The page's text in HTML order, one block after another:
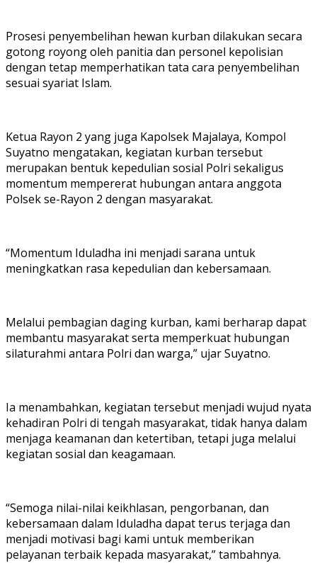
Prosesi penyembelihan hewan kurban dilakukan secara
gotong royong oleh panitia dan personel kepolisian
dengan tetap memperhatikan tata cara penyembelihan
sesuai syariat Islam.
Ketua Rayon 2 yang juga Kapolsek Majalaya, Kompol
Suyatno mengatakan, kegiatan kurban tersebut
merupakan bentuk kepedulian sosial Polri sekaligus
momentum mempererat hubungan antara anggota
Polsek se-Rayon 2 dengan masyarakat.
“Momentum Iduladha ini menjadi sarana untuk
meningkatkan rasa kepedulian dan kebersamaan.
Melalui pembagian daging kurban, kami berharap dapat
membantu masyarakat serta memperkuat hubungan
silaturahmi antara Polri dan warga,” ujar Suyatno.
Ia menambahkan, kegiatan tersebut menjadi wujud nyata
kehadiran Polri di tengah masyarakat, tidak hanya dalam
menjaga keamanan dan ketertiban, tetapi juga melalui
kegiatan sosial dan keagamaan.
“Semoga nilai-nilai keikhlasan, pengorbanan, dan
kebersamaan dalam Iduladha dapat terus terjaga dan
menjadi motivasi bagi kami untuk memberikan
pelayanan terbaik kepada masyarakat,” tambahnya.